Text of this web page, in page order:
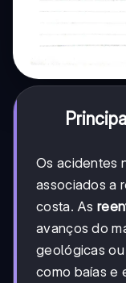
Os acidentes
associados a
costa. As
avanços do
geológicas
como baías e